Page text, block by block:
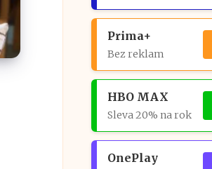
Prima+
Bez reklam
HBO MAX
Sleva 20% na rok
OnePlay